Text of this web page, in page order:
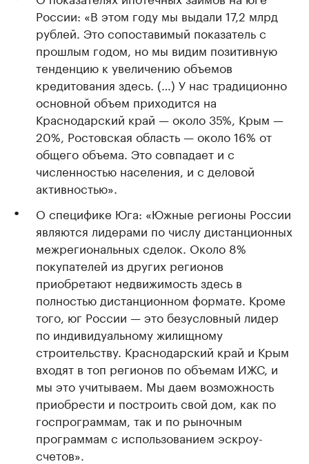
России: «В этом году мы выдали 17,2 млрд
рублей. Это сопоставимый показатель с
прошлым годом, но мы видим позитивную
тенденцию к увеличению объемов
кредитования здесь. (…) У нас традиционно
основной объем приходится на
Краснодарский край — около 35%, Крым —
20%, Ростовская область — около 16% от
общего объема. Это совпадает и с
численностью населения, и с деловой
активностью».
О специфике Юга: «Южные регионы России
являются лидерами по числу дистанционных
межрегиональных сделок. Около 8%
покупателей из других регионов
приобретают недвижимость здесь в
полностью дистанционном формате. Кроме
того, юг России — это безусловный лидер
по индивидуальному жилищному
строительству. Краснодарский край и Крым
входят в топ регионов по объемам ИЖС, и
мы это учитываем. Мы даем возможность
приобрести и построить свой дом, как по
госпрограммам, так и по рыночным
программам с использованием эскроу-
счетов».